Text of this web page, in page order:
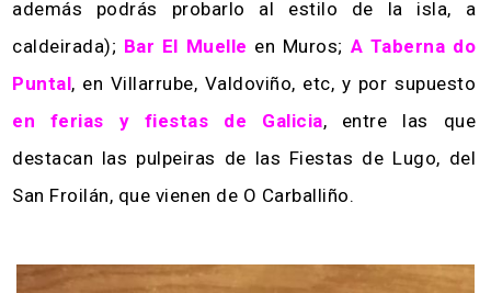
además podrás probarlo al estilo de la isla, a
caldeirada); Bar El Muelle en Muros; A Taberna do
Puntal, en Villarrube, Valdoviño, etc, y por supuesto
en ferias y fiestas de Galicia, entre las que
destacan las pulpeiras de las Fiestas de Lugo, del
San Froilán, que vienen de O Carballiño.